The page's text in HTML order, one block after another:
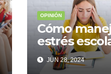
OPINIÓN
Cómo
estrés
consejos
para
JUN 28, 2024